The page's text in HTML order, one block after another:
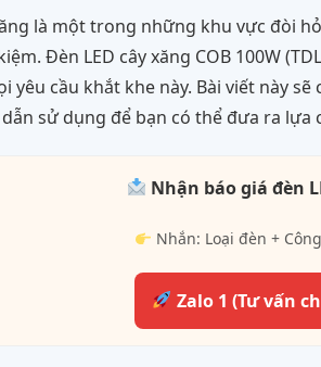
là một trong những khu vực đòi
Đèn LED cây xăng COB 100W
yêu cầu khắt khe này. Bài viết này
sử dụng để bạn có thể đưa ra
Nhận báo giá đèn
Nhắn: Loại đèn +
Zalo 1 (Tư vấn